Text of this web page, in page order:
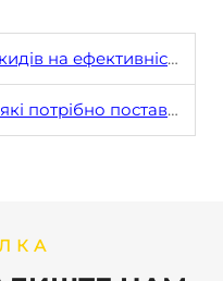
на ефективність проекту
поставити при покупці вантажівки